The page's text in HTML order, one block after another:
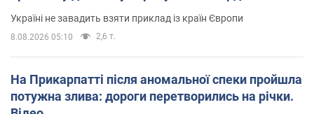
Україні не завадить взяти приклад із країн Європи
8.08.2026 05:10 2,6 т.
На Прикарпатті після аномальної спеки пройшла
потужна злива: дороги перетворились на річки.